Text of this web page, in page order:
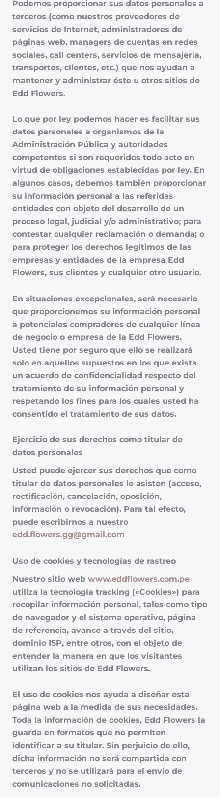
Podemos proporcionar sus datos personales a
terceros (como nuestros proveedores de
servicios de Internet, administradores de
páginas web, managers de cuentas en redes
sociales, call centers, servicios de mensajería,
transportes, clientes, etc.) que nos ayudan a
mantener y administrar éste u otros sitios de
Edd Flowers.
Lo que por ley podemos hacer es facilitar sus
datos personales a organismos de la
Administración Pública y autoridades
competentes si son requeridos todo acto en
virtud de obligaciones establecidas por ley. En
algunos casos, debemos también proporcionar
su información personal a las referidas
entidades con objeto del desarrollo de un
proceso legal, judicial y/o administrativo; para
contestar cualquier reclamación o demanda; o
para proteger los derechos legítimos de las
empresas y entidades de la empresa Edd
Flowers, sus clientes y cualquier otro usuario.
En situaciones excepcionales, será necesario
que proporcionemos su información personal
a potenciales compradores de cualquier línea
de negocio o empresa de la Edd Flowers.
Usted tiene por seguro que ello se realizará
solo en aquellos supuestos en los que exista
un acuerdo de confidencialidad respecto del
tratamiento de su información personal y
respetando los fines para los cuales usted ha
consentido el tratamiento de sus datos.
Ejercicio de sus derechos como titular de
datos personales
Usted puede ejercer sus derechos que como
titular de datos personales le asisten (acceso,
rectificación, cancelación, oposición,
información o revocación). Para tal efecto,
puede escribirnos a nuestro
edd.flowers.gg@gmail.com
Uso de cookies y tecnologías de rastreo
Nuestro sitio webwww.eddflowers.com.pe
utiliza la tecnología tracking («Cookies») para
recopilar información personal, tales como tipo
de navegador y el sistema operativo, página
de referencia, avance a través del sitio,
dominio ISP, entre otros, con el objeto de
entender la manera en que los visitantes
utilizan los sitios de Edd Flowers.
El uso de cookies nos ayuda a diseñar esta
página web a la medida de sus necesidades.
Toda la información de cookies, Edd Flowers la
guarda en formatos que no permiten
identificar a su titular. Sin perjuicio de ello,
dicha información no será compartida con
terceros y no se utilizará para el envío de
comunicaciones no solicitadas.